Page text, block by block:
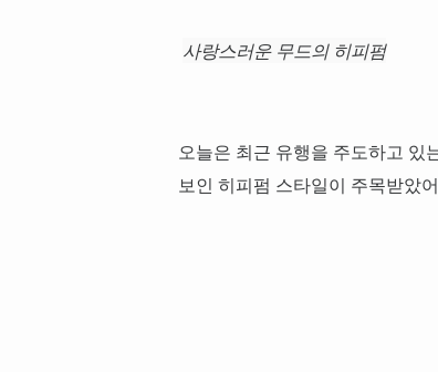
사랑스러운 무드의 히피펌
오늘은 최근 유행을 주도하고 있
보인 히피펌 스타일이 주목받았